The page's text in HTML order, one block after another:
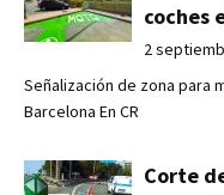
coches
2
Señalización de zona para
Barcelona En CR
Corte